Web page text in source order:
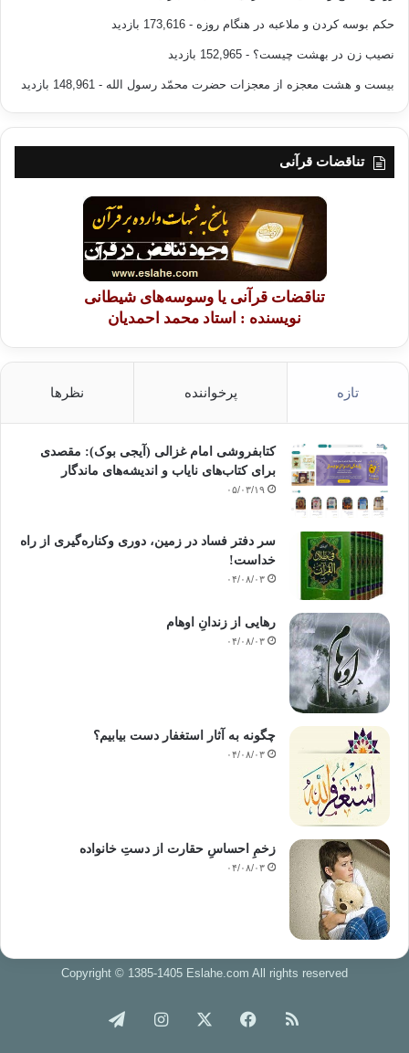
حکم بوسه کردن و ملاعبه در هنگام روزه - 173,616 بازدید
نصیب زن در بهشت چیست؟ - 152,965 بازدید
بیست و هشت معجزه از معجزات حضرت محمّد رسول الله - 148,961 بازدید
تناقضات قرآنی
تناقضات قرآنی یا وسوسه‌های شیطانی
نویسنده : استاد محمد احمدیان
تازه پرخواننده نظرها
کتابفروشی امام غزالی (آیجی بوک): مقصدی
برای کتاب‌های نایاب و اندیشه‌های ماندگار
۰۵/۰۳/۱۹
سر دفتر فساد در زمین‌، دوری وکناره‌گیری از راه
خداست‌!
۰۴/۰۸/۰۳
رهایی از زندانِ اوهام
۰۴/۰۸/۰۳
چگونه به آثار استغفار دست بیابیم؟
۰۴/۰۸/۰۳
زخمِ احساسِ حقارت از دستِ خانواده
۰۴/۰۸/۰۳
Copyright © 1385-1405 Eslahe.com All rights reserved
خوراک فیس اینستاگرام